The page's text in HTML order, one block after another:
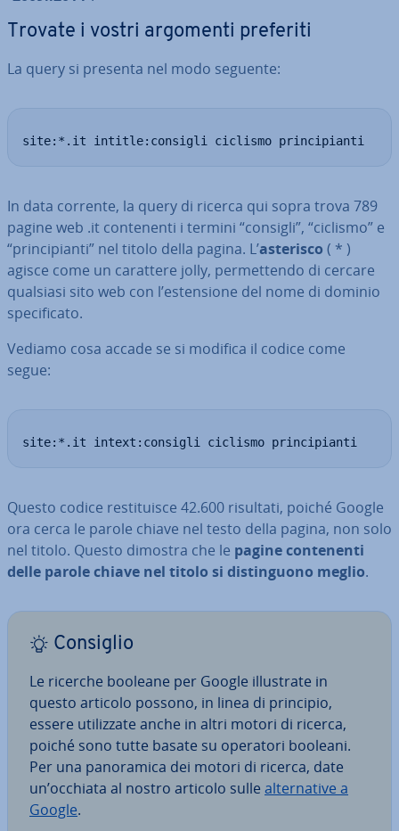
Trovate i vostri argomenti preferiti
La query si presenta nel modo seguente:
site:*.it intitle:consigli ciclismo principianti
In data corrente, la query di ricerca qui sopra trova 789
pagine web .it con­te­nen­ti i termini “consigli”, “ciclismo” e
“prin­ci­pian­ti” nel titolo della pagina. L’asterisco ( * )
agisce come un carattere jolly, per­met­ten­do di cercare
qualsiasi sito web con l’esten­sio­ne del nome di dominio
spe­ci­fi­ca­to.
Vediamo cosa accade se si modifica il codice come
segue:
site:*.it intext:consigli ciclismo principianti
Questo codice re­sti­tui­sce 42.600 risultati, poiché Google
ora cerca le parole chiave nel testo della pagina, non solo
nel titolo. Questo dimostra che le pagine con­te­nen­ti
delle parole chiave nel titolo si di­stin­guo­no meglio.
Consiglio
Le ricerche booleane per Google il­lu­stra­te in
questo articolo possono, in linea di principio,
essere uti­liz­za­te anche in altri motori di ricerca,
poiché sono tutte basate su operatori booleani.
Per una pa­no­ra­mi­ca dei motori di ricerca, date
un’occhiata al nostro articolo sulle al­ter­na­ti­ve a
Google.